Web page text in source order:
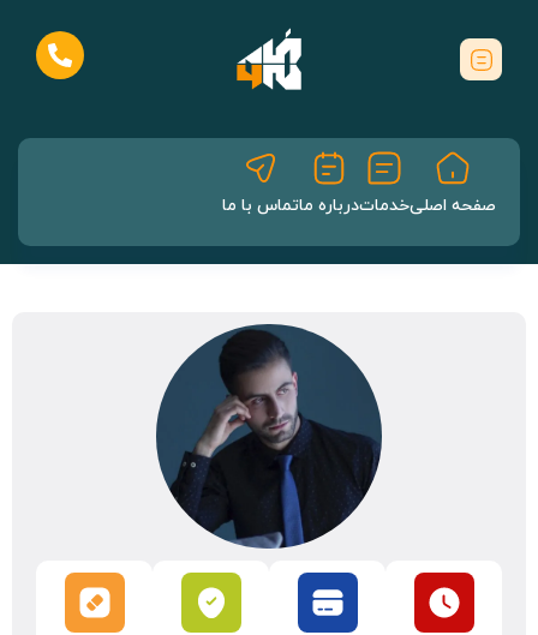
صفحه اصلیخدماتدرباره ماتماس با ما